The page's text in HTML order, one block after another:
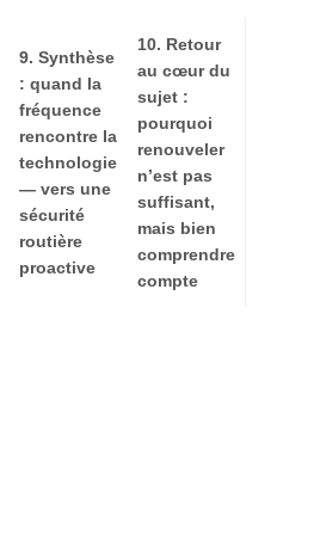
9. Synthèse
: quand la
fréquence
rencontre la
technologie
— vers une
sécurité
routière
proactive
10. Retour
au cœur du
sujet :
pourquoi
renouveler
n’est pas
suffisant,
mais bien
comprendre
compte